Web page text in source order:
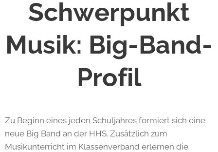
Schwerpunkt
Musik: Big-Band-
Profil
Zu Beginn eines jeden Schuljahres formiert sich eine
neue Big Band an der HHS. Zusätzlich zum
Musikunterricht im Klassenverband erlernen die